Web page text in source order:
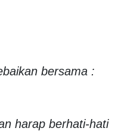
bersama :
harap berhati-hati